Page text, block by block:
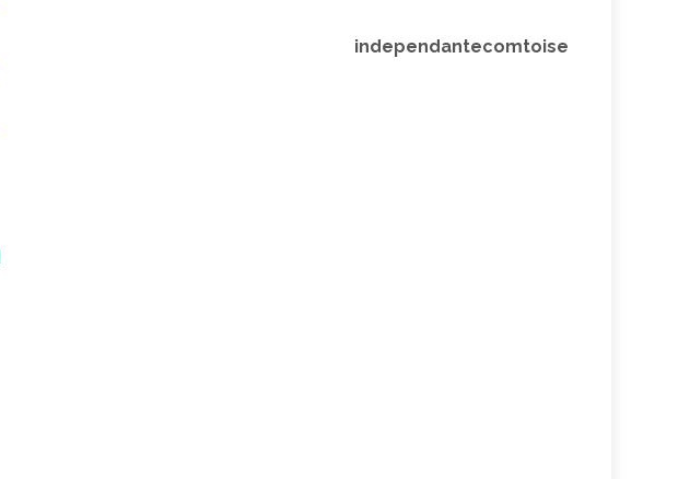
independantecomtoise